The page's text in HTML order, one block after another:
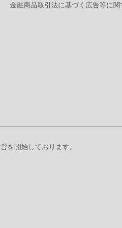
金融商品取引法に基づく広告等に関
を開始しております。